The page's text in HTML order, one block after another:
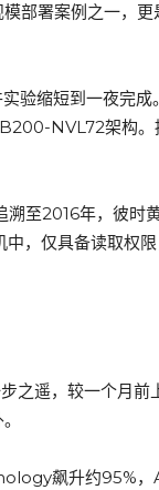
部署案例之一，
验缩短到一夜完
NVL72架构
至2016年，彼时
，仅具备读取权限
之遥，较一个月
飙升约95%